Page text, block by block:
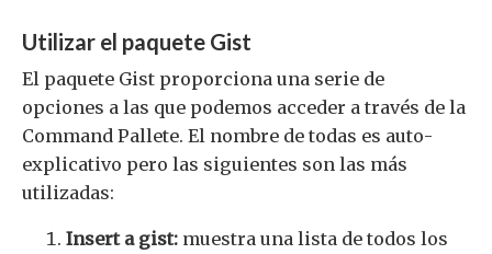
Utilizar el paquete Gist
El paquete Gist proporciona una serie de
opciones a las que podemos acceder a través de la
Command Pallete. El nombre de todas es auto-
explicativo pero las siguientes son las más
utilizadas:
Insert a gist: muestra una lista de todos los